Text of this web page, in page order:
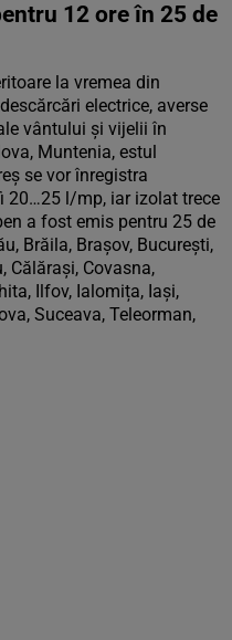
12 ore în 25 de
la vremea din
electrice, averse
vântului și vijelii în
Muntenia, estul
se vor înregistra
20…25 l/mp, iar izolat trece
a fost emis pentru 25 de
Brăila, Brașov, București,
Călărași, Covasna,
Ilfov, Ialomița, Iași,
Suceava, Teleorman,